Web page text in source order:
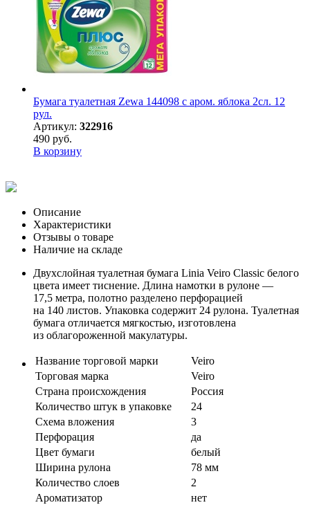
Бумага туалетная Zewa 144098 c аром. яблока 2сл. 12
рул.
Артикул: 322916
490 руб.
В корзину
Описание
Характеристики
Отзывы о товаре
Наличие на складе
Двухслойная туалетная бумага Linia Veiro Classic белого
цвета имеет тиснение. Длина намотки в рулоне —
17,5 метра, полотно разделено перфорацией
на 140 листов. Упаковка содержит 24 рулона. Туалетная
бумага отличается мягкостью, изготовлена
из облагороженной макулатуры.
Название торговой марки
Veiro
Торговая марка
Veiro
Страна происхождения
Россия
Количество штук в упаковке
24
Схема вложения
3
Перфорация
да
Цвет бумаги
белый
Ширина рулона
78 мм
Количество слоев
2
Ароматизатор
нет